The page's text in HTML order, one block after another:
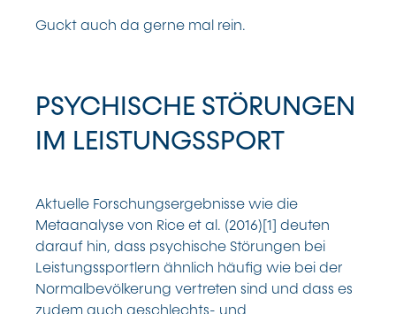
Guckt auch da gerne mal rein.
PSYCHISCHE STÖRUNGEN
IM LEISTUNGSSPORT
Aktuelle Forschungsergebnisse wie die
Metaanalyse von Rice et al. (2016)[1] deuten
darauf hin, dass psychische Störungen bei
Leistungssportlern ähnlich häufig wie bei der
Normalbevölkerung vertreten sind und dass es
zudem auch geschlechts- und